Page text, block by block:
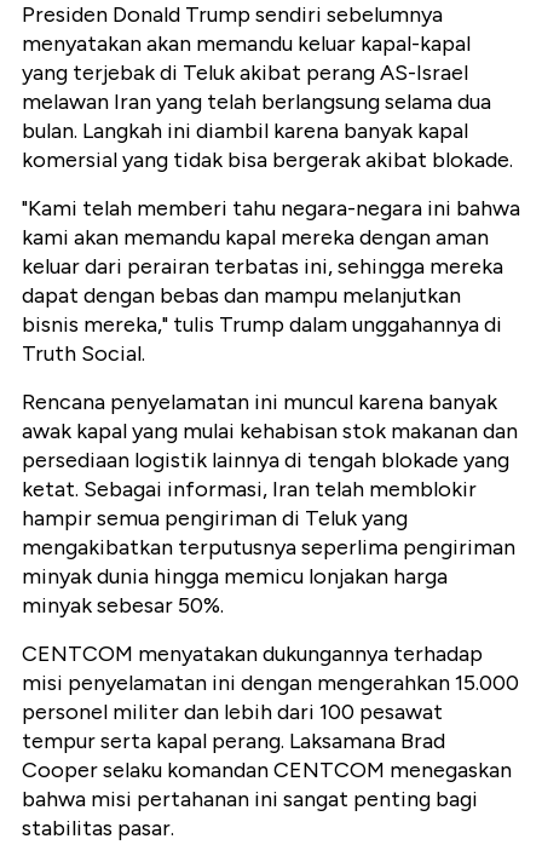
Presiden Donald Trump sendiri sebelumnya
menyatakan akan memandu keluar kapal-kapal
yang terjebak di Teluk akibat perang AS-Israel
melawan Iran yang telah berlangsung selama dua
bulan. Langkah ini diambil karena banyak kapal
komersial yang tidak bisa bergerak akibat blokade.
"Kami telah memberi tahu negara-negara ini bahwa
kami akan memandu kapal mereka dengan aman
keluar dari perairan terbatas ini, sehingga mereka
dapat dengan bebas dan mampu melanjutkan
bisnis mereka," tulis Trump dalam unggahannya di
Truth Social.
Rencana penyelamatan ini muncul karena banyak
awak kapal yang mulai kehabisan stok makanan dan
persediaan logistik lainnya di tengah blokade yang
ketat. Sebagai informasi, Iran telah memblokir
hampir semua pengiriman di Teluk yang
mengakibatkan terputusnya seperlima pengiriman
minyak dunia hingga memicu lonjakan harga
minyak sebesar 50%.
CENTCOM menyatakan dukungannya terhadap
misi penyelamatan ini dengan mengerahkan 15.000
personel militer dan lebih dari 100 pesawat
tempur serta kapal perang. Laksamana Brad
Cooper selaku komandan CENTCOM menegaskan
bahwa misi pertahanan ini sangat penting bagi
stabilitas pasar.